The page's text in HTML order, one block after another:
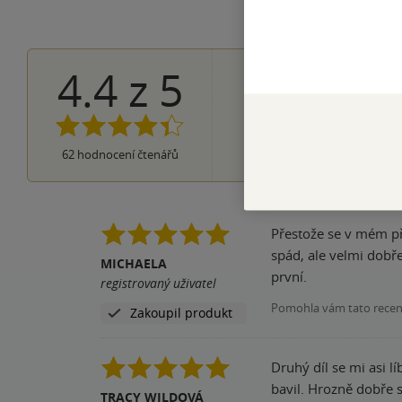
4.4z 5
62hodnocení čtenářů
MICHAELA
registrovaný uživatel
Zakoupil produkt
Přestože se v mém
spád, ale velmi
první.
Pomohla vám tato
TRACY WILDOVÁ
Druhý díl se mi asi líbil o trochu více než první díl.
bavil. Hrozně